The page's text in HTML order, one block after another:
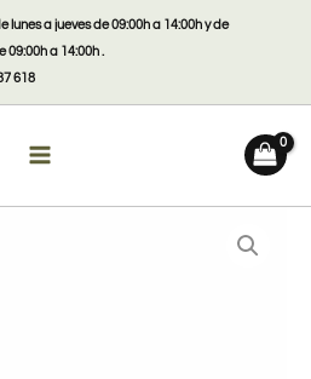
lunes a jueves de 09:00h a 14:00h y de
09:00h a 14:00h .
618